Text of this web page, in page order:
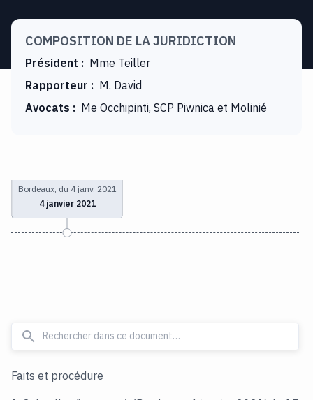
COMPOSITION DE LA JURIDICTION
Président : Mme Teiller
Rapporteur : M. David
Avocats : Me Occhipinti, SCP Piwnica et Molinié
Bordeaux, du 4 janv. 2021
4 janvier 2021
Faits et procédure